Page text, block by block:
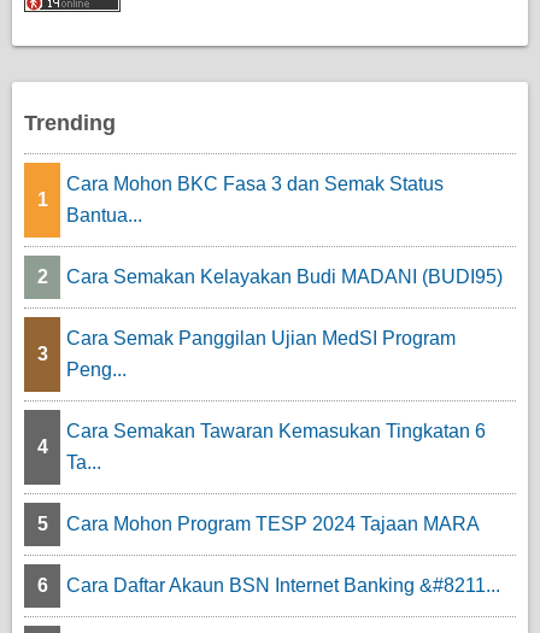
Trending
1
Cara Mohon BKC Fasa 3 dan Semak Status
Bantua...
2 Cara Semakan Kelayakan Budi MADANI (BUDI95)
3
Cara Semak Panggilan Ujian MedSI Program
Peng...
4
Cara Semakan Tawaran Kemasukan Tingkatan 6
Ta...
5 Cara Mohon Program TESP 2024 Tajaan MARA
6 Cara Daftar Akaun BSN Internet Banking &#8211...